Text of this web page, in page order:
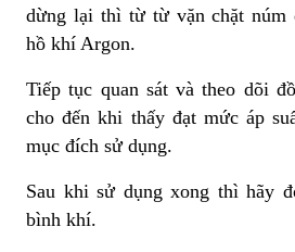
dừng lại thì từ từ vặn chặt núm
hồ khí Argon.
Tiếp tục quan sát và theo dõi
cho đến khi thấy đạt mức áp
mục đích sử dụng.
Sau khi sử dụng xong thì hãy
bình khí.